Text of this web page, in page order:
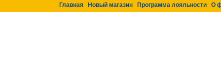
Главная Новый магазин Программа лояльности О